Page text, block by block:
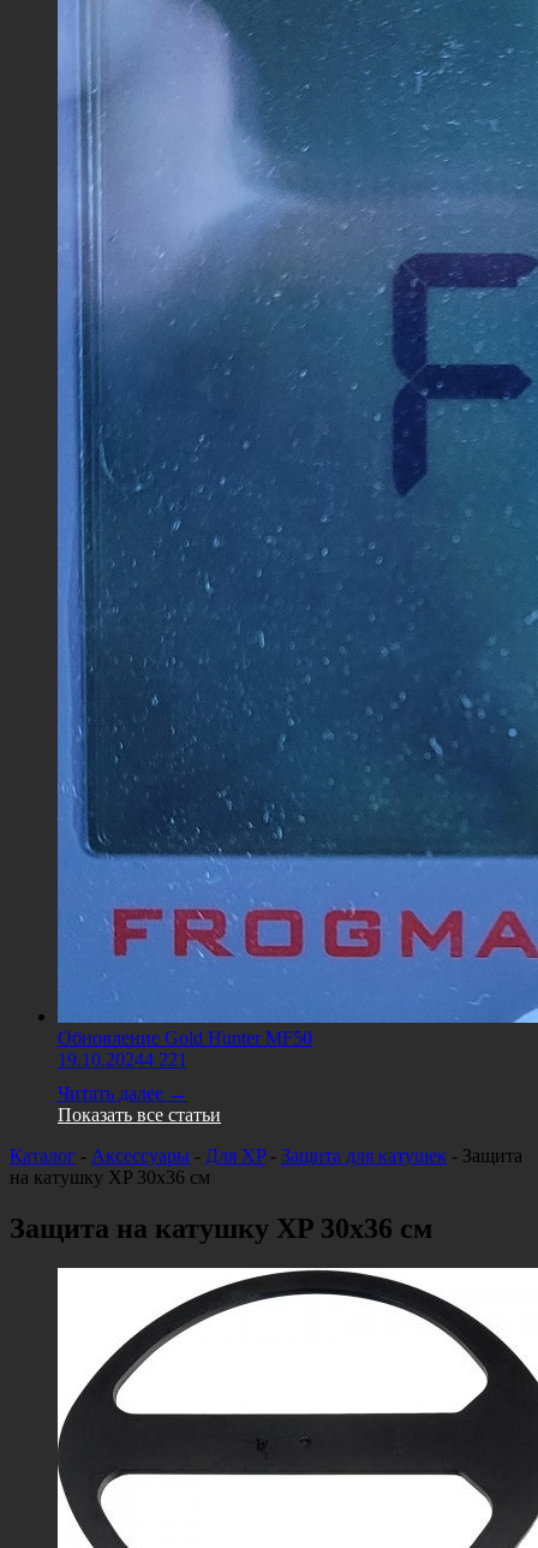
Обновление Gold Hunter MF50
19.10.20244 221
Читать далее →
Показать все статьи
Каталог - Аксессуары - Для XP- Защита для катушек - Защита
на катушку XP 30x36 см
Защита на катушку XP 30x36 см